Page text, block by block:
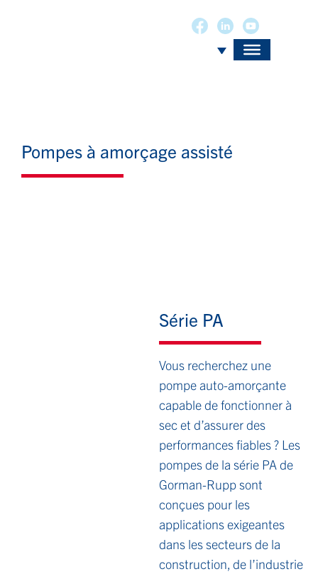
Pompes à amorçage assisté
Série PA
Vous recherchez une
pompe auto-amorçante
capable de fonctionner à
sec et d’assurer des
performances fiables ? Les
pompes de la série PA de
Gorman-Rupp sont
conçues pour les
applications exigeantes
dans les secteurs de la
construction, de l’industrie